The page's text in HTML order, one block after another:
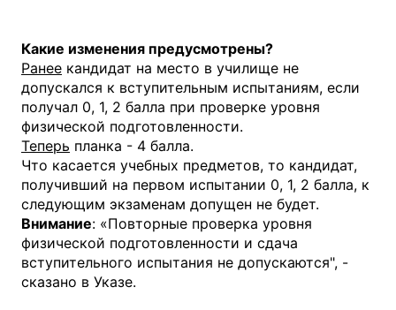
Какие изменения предусмотрены?
Ранее кандидат на место в училище не
допускался к вступительным испытаниям, если
получал 0, 1, 2 балла при проверке уровня
физической подготовленности.
Теперь планка - 4 балла.
Что касается учебных предметов, то кандидат,
получивший на первом испытании 0, 1, 2 балла, к
следующим экзаменам допущен не будет.
Внимание: «Повторные проверка уровня
физической подготовленности и сдача
вступительного испытания не допускаются", -
сказано в Указе.